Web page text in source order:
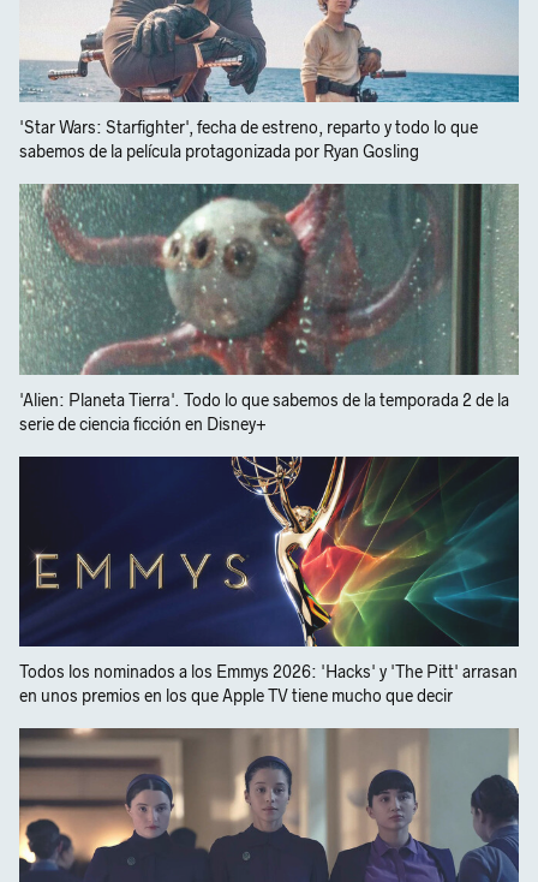
'Star Wars: Starfighter', fecha de estreno, reparto y todo lo que
sabemos de la película protagonizada por Ryan Gosling
'Alien: Planeta Tierra'. Todo lo que sabemos de la temporada 2 de la
serie de ciencia ficción en Disney+
Todos los nominados a los Emmys 2026: 'Hacks' y 'The Pitt' arrasan
en unos premios en los que Apple TV tiene mucho que decir